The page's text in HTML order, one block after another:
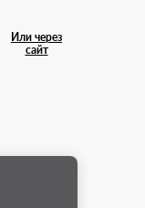
Или через
сайт